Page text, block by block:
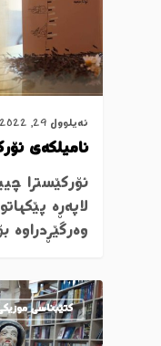
ئەیلوول 29, 2022
نامیلکەی
لاپەڕە
کتێبناسی